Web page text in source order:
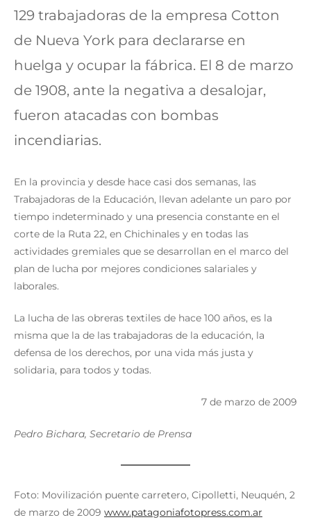
129 trabajadoras de la empresa Cotton
de Nueva York para declararse en
huelga y ocupar la fábrica. El 8 de marzo
de 1908, ante la negativa a desalojar,
fueron atacadas con bombas
incendiarias.
En la provincia y desde hace casi dos semanas, las
Trabajadoras de la Educación, llevan adelante un paro por
tiempo indeterminado y una presencia constante en el
corte de la Ruta 22, en Chichinales y en todas las
actividades gremiales que se desarrollan en el marco del
plan de lucha por mejores condiciones salariales y
laborales.
La lucha de las obreras textiles de hace 100 años, es la
misma que la de las trabajadoras de la educación, la
defensa de los derechos, por una vida más justa y
solidaria, para todos y todas.
7 de marzo de 2009
Pedro Bichara, Secretario de Prensa
Foto: Movilización puente carretero, Cipolletti, Neuquén, 2
de marzo de 2009 www.patagoniafotopress.com.ar